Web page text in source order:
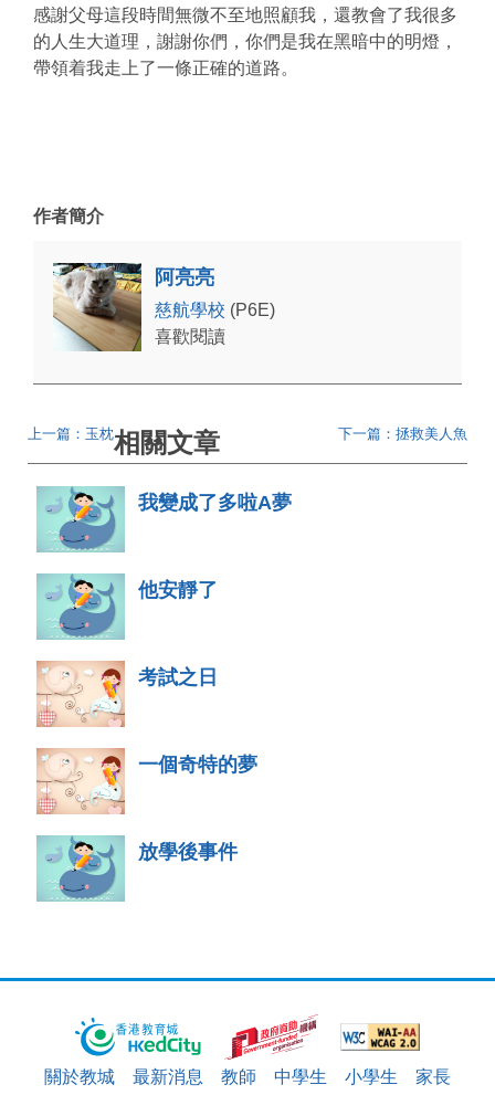
感謝父母這段時間無微不至地照顧我，還教會了我很多
的人生大道理，謝謝你們，你們是我在黑暗中的明燈，
帶領着我走上了一條正確的道路。
作者簡介
阿亮亮
慈航學校 (P6E)
喜歡閱讀
上一篇：玉枕 下一篇：拯救美人魚
相關文章
我變成了多啦A夢
他安靜了
考試之日
一個奇特的夢
放學後事件
關於教城 最新消息 教師 中學生 小學生 家長